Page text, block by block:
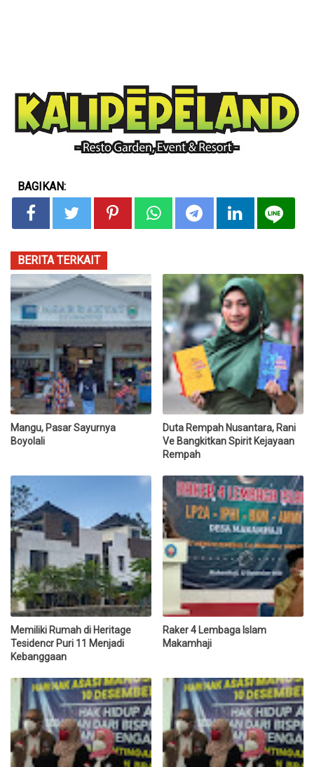
BAGIKAN:
BERITA TERKAIT
Mangu, Pasar Sayurnya
Boyolali
Duta Rempah Nusantara, Rani
Ve Bangkitkan Spirit Kejayaan
Rempah
Memiliki Rumah di Heritage
Tesidencr Puri 11 Menjadi
Kebanggaan
Raker 4 Lembaga Islam
Makamhaji